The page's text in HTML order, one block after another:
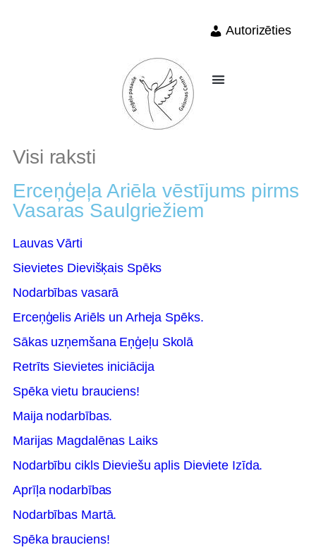
Autorizēties
Visi raksti
Erceņģeļa Ariēla vēstījums pirms
Vasaras Saulgriežiem
Lauvas Vārti
Sievietes Dievišķais Spēks
Nodarbības vasarā
Erceņģelis Ariēls un Arheja Spēks.
Sākas uzņemšana Eņģeļu Skolā
Retrīts Sievietes iniciācija
Spēka vietu brauciens!
Maija nodarbības.
Marijas Magdalēnas Laiks
Nodarbību cikls Dieviešu aplis Dieviete Izīda.
Aprīļa nodarbības
Nodarbības Martā.
Spēka brauciens!